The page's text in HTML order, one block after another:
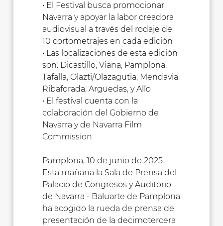
• El Festival busca promocionar
Navarra y apoyar la labor creadora
audiovisual a través del rodaje de
10 cortometrajes en cada edición
• Las localizaciones de esta edición
son: Dicastillo, Viana, Pamplona,
Tafalla, Olazti/Olazagutia, Mendavia,
Ribaforada, Arguedas, y Allo
• El festival cuenta con la
colaboración del Gobierno de
Navarra y de Navarra Film
Commission
Pamplona, 10 de junio de 2025.-
Esta mañana la Sala de Prensa del
Palacio de Congresos y Auditorio
de Navarra - Baluarte de Pamplona
ha acogido la rueda de prensa de
presentación de la decimotercera